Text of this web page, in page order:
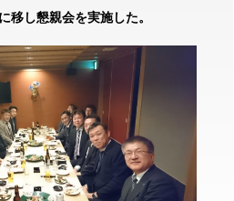
し懇親会を実施した。